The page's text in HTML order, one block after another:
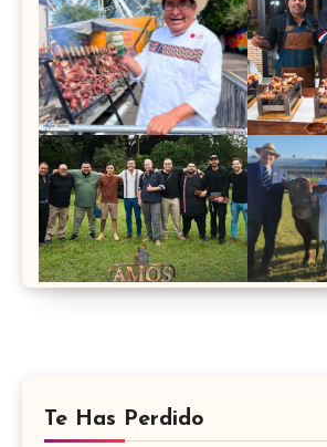
Te Has Perdido